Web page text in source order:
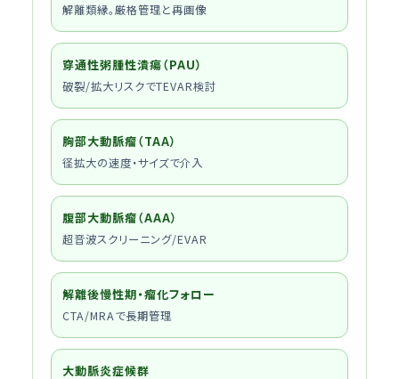
解離類縁。厳格管理と再画像
穿通性粥腫性潰瘍（PAU）
破裂/拡大リスクでTEVAR検討
胸部大動脈瘤（TAA）
径拡大の速度・サイズで介入
腹部大動脈瘤（AAA）
超音波スクリーニング/EVAR
解離後慢性期・瘤化フォロー
CTA/MRAで長期管理
大動脈炎症候群